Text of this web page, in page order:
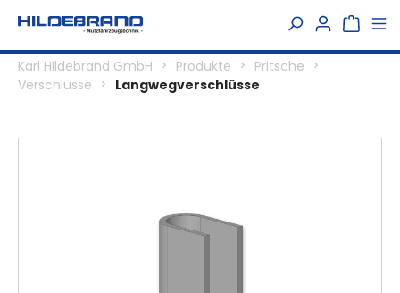
springen
Karl Hildebrand GmbH Produkte
Pritsche
Verschlüsse
Langwegverschlüsse